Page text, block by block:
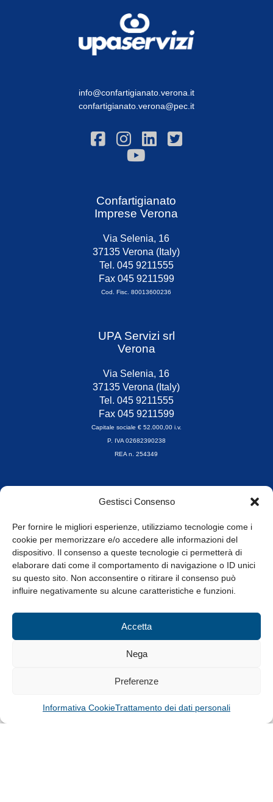
Gestisci Consenso
Per fornire le migliori esperienze, utilizziamo tecnologie come i
cookie per memorizzare e/o accedere alle informazioni del
dispositivo. Il consenso a queste tecnologie ci permetterà di
elaborare dati come il comportamento di navigazione o ID unici
su questo sito. Non acconsentire o ritirare il consenso può
influire negativamente su alcune caratteristiche e funzioni.
Accetta
Nega
Preferenze
Informativa CookieTrattamento dei dati personali
info@confartigianato.verona.it
confartigianato.verona@pec.it
Confartigianato
Imprese Verona
Via Selenia, 16
37135 Verona (Italy)
Tel. 045 9211555
Fax 045 9211599
Cod. Fisc. 80013600236
UPA Servizi srl
Verona
Via Selenia, 16
37135 Verona (Italy)
Tel. 045 9211555
Fax 045 9211599
Capitale sociale € 52.000,00 i.v.
P. IVA 02682390238
REA n. 254349
Orari di apertura
8.30-13.00 / 14.00-17.30
Whistleblowing
© Tutti i diritti riservati
Privacy Policy e Cookie|Informativa Cookie